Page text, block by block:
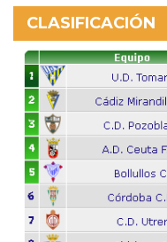
CLASIFICACIÓN